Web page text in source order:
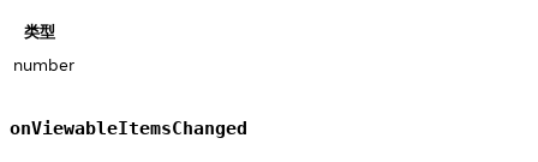
类型
number
onViewableItemsChanged